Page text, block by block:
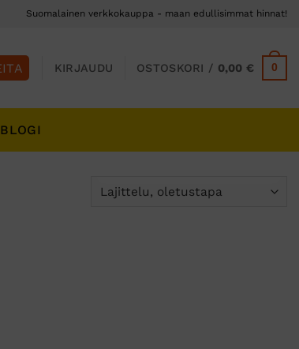
Suomalainen verkkokauppa - maan edullisimmat hinnat!
KIRJAUDU OSTOSKORI / 0,00€ 0
BLOGI